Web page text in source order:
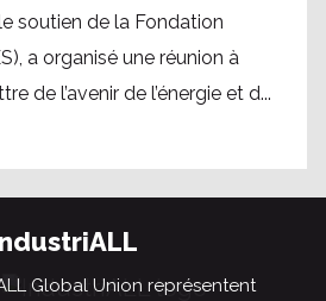
soutien de la Fondation
a organisé une réunion à
de l’avenir de l’énergie et d...
Global Union représentent